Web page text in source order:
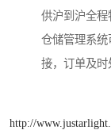
供沪到沪全
仓储管理系
接，订单及时
http://